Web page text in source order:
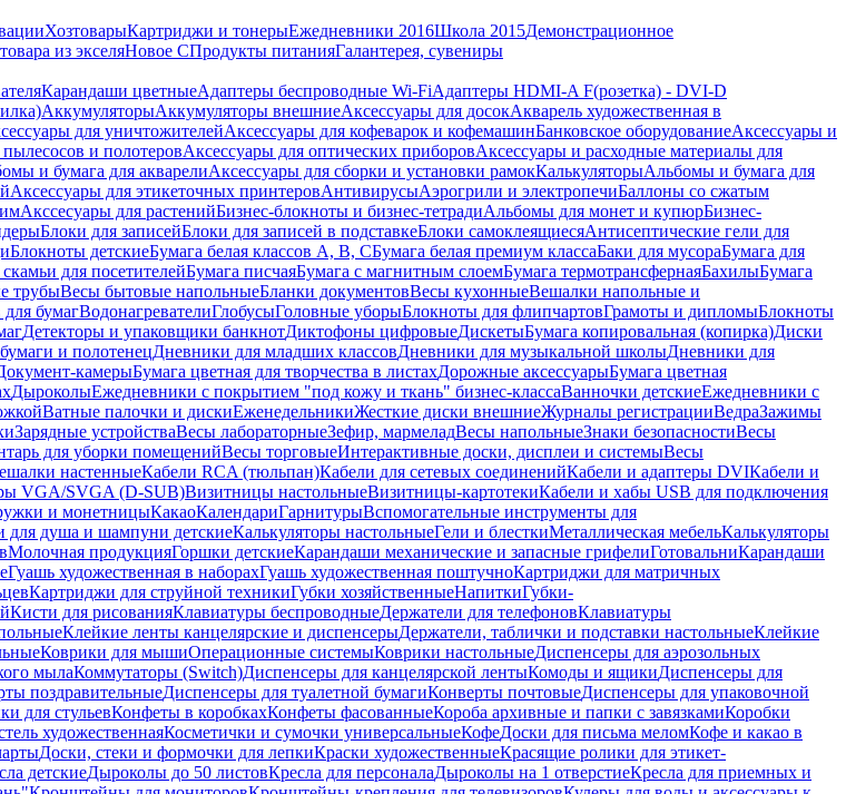
ХозтоварыКартриджи и тонерыЕжедневники 2016Школа 2015Демонстрационное
из экселяНовое СПродукты питанияГалантерея, сувениры
Карандаши цветныеАдаптеры беспроводные Wi-FiАдаптеры HDMI-A F(розетка) - DVI-D
АккумуляторыАккумуляторы внешниеАксессуары для досокАкварель художественная в
для уничтожителейАксессуары для кофеварок и кофемашинБанковское оборудованиеАксессуары и
и полотеровАксессуары для оптических приборовАксессуары и расходные материалы для
и бумага для акварелиАксессуары для сборки и установки рамокКалькуляторыАльбомы и бумага для
Аксессуары для этикеточных принтеровАнтивирусыАэрогрили и электропечиБаллоны со сжатым
Акссесуары для растенийБизнес-блокноты и бизнес-тетрадиАльбомы для монет и купюрБизнес-
Блоки для записейБлоки для записей в подставкеБлоки самоклеящиесяАнтисептические гели для
Блокноты детскиеБумага белая классов А, В, СБумага белая премиум классаБаки для мусораБумага для
для посетителейБумага писчаяБумага с магнитным слоемБумага термотрансфернаяБахилыБумага
трубыВесы бытовые напольныеБланки документовВесы кухонныеВешалки напольные и
бумагВодонагревателиГлобусыГоловные уборыБлокноты для флипчартовГрамоты и дипломыБлокноты
Детекторы и упаковщики банкнотДиктофоны цифровыеДискетыБумага копировальная (копирка)Диски
и полотенецДневники для младших классовДневники для музыкальной школыДневники для
камерыБумага цветная для творчества в листахДорожные аксессуарыБумага цветная
ДыроколыЕжедневники с покрытием "под кожу и ткань" бизнес-классаВанночки детскиеЕжедневники с
Ватные палочки и дискиЕженедельникиЖесткие диски внешниеЖурналы регистрацииВедраЗажимы
Зарядные устройстваВесы лабораторныеЗефир, мармеладВесы напольныеЗнаки безопасностиВесы
для уборки помещенийВесы торговыеИнтерактивные доски, дисплеи и системыВесы
настенныеКабели RCA (тюльпан)Кабели для сетевых соединенийКабели и адаптеры DVIКабели и
VGA/SVGA (D-SUB)Визитницы настольныеВизитницы-картотекиКабели и хабы USB для подключения
и монетницыКакаоКалендариГарнитурыВспомогательные инструменты для
для душа и шампуни детскиеКалькуляторы настольныеГели и блесткиМеталлическая мебельКалькуляторы
Молочная продукцияГоршки детскиеКарандаши механические и запасные грифелиГотовальниКарандаши
Гуашь художественная в наборахГуашь художественная поштучноКартриджи для матричных
Картриджи для струйной техникиГубки хозяйственныеНапиткиГубки-
Кисти для рисованияКлавиатуры беспроводныеДержатели для телефоновКлавиатуры
Клейкие ленты канцелярские и диспенсерыДержатели, таблички и подставки настольныеКлейкие
Коврики для мышиОперационные системыКоврики настольныеДиспенсеры для аэрозольных
мылаКоммутаторы (Switch)Диспенсеры для канцелярской лентыКомоды и ящикиДиспенсеры для
поздравительныеДиспенсеры для туалетной бумагиКонверты почтовыеДиспенсеры для упаковочной
для стульевКонфеты в коробкахКонфеты фасованныеКороба архивные и папки с завязкамиКоробки
художественнаяКосметички и сумочки универсальныеКофеДоски для письма меломКофе и какао в
Доски, стеки и формочки для лепкиКраски художественныеКрасящие ролики для этикет-
детскиеДыроколы до 50 листовКресла для персоналаДыроколы на 1 отверстиеКресла для приемных и